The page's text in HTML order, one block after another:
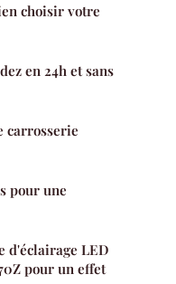
choisir votre
en 24h et sans
carrosserie
pour une
d'éclairage LED
pour un effet